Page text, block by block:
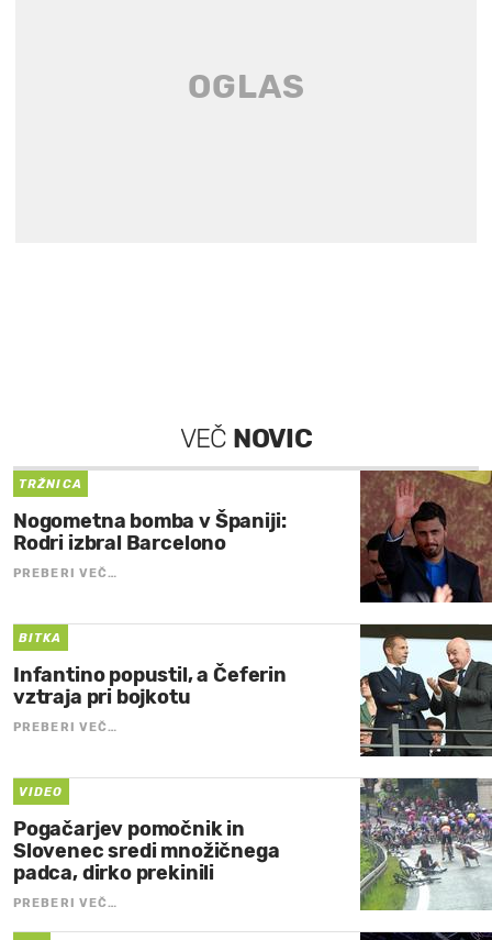
VEČ NOVIC
TRŽNICA
Nogometna bomba v Španiji:
Rodri izbral Barcelono
PREBERI VEČ…
BITKA
Infantino popustil, a Čeferin
vztraja pri bojkotu
PREBERI VEČ…
VIDEO
Pogačarjev pomočnik in
Slovenec sredi množičnega
padca, dirko prekinili
PREBERI VEČ…